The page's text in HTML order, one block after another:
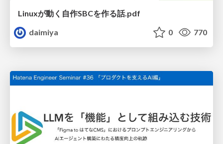
Linuxが動く自作SBCを作る話.pdf
daimiya
0 770